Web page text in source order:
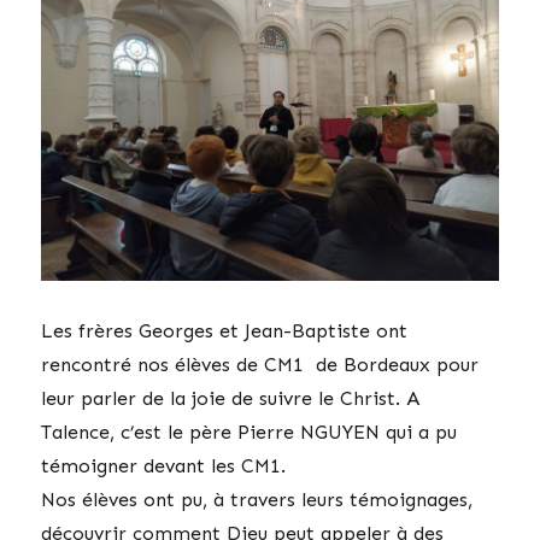
Les frères Georges et Jean-Baptiste ont
rencontré nos élèves de CM1 de Bordeaux pour
leur parler de la joie de suivre le Christ. A
Talence, c’est le père Pierre NGUYEN qui a pu
témoigner devant les CM1.
Nos élèves ont pu, à travers leurs témoignages,
découvrir comment Dieu peut appeler à des